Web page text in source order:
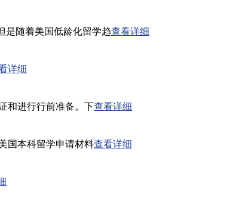
是随着美国低龄化留学趋查看详细
详细
和进行行前准备。下查看详细
国本科留学申请材料查看详细